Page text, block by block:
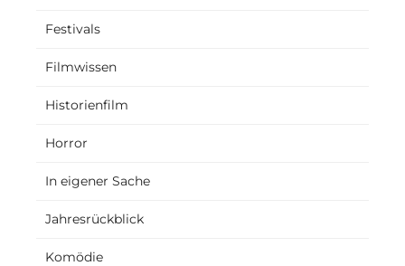
Festivals
Filmwissen
Historienfilm
Horror
In eigener Sache
Jahresrückblick
Komödie